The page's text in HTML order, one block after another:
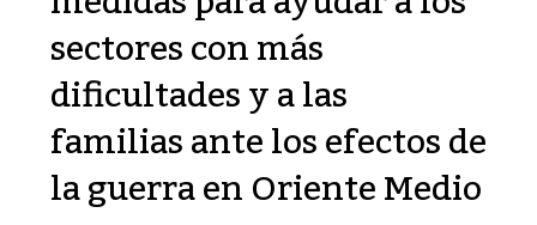
sectores con más
dificultades y a las
familias ante los efectos de
la guerra en Oriente Medio